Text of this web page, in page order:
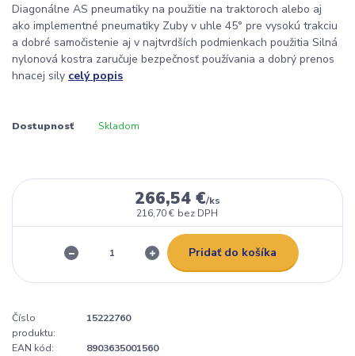
Diagonálne AS pneumatiky na použitie na traktoroch alebo aj
ako implementné pneumatiky Zuby v uhle 45° pre vysokú trakciu
a dobré samočistenie aj v najtvrdších podmienkach použitia Silná
nylonová kostra zaručuje bezpečnosť používania a dobrý prenos
hnacej sily celý popis
Dostupnosť Skladom
266,54 €/ks
216,70 € bez DPH
Pridať do košíka
Číslo
produktu:
15222760
EAN kód:
8903635001560